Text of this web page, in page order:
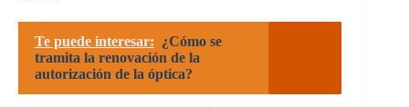
Te puede interesar: ¿Cómo se
tramita la renovación de la
autorización de la óptica?